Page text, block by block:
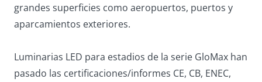
grandes superficies como aeropuertos, puertos y
aparcamientos exteriores.
Luminarias LED para estadios de la serie GloMax han
pasado las certificaciones/informes CE, CB, ENEC,